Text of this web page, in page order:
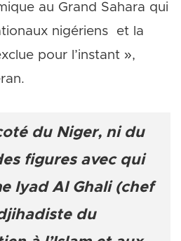
au Grand Sahara qui
nigériens et la
pour l’instant »,
du Niger, ni du
figures avec qui
Iyad Al Ghali (chef
du